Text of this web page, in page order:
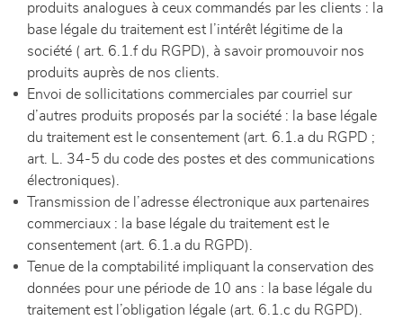
produits analogues à ceux commandés par les clients : la
base légale du traitement est l’intérêt légitime de la
société ( art. 6.1.f du RGPD), à savoir promouvoir nos
produits auprès de nos clients.
Envoi de sollicitations commerciales par courriel sur
d’autres produits proposés par la société : la base légale
du traitement est le consentement (art. 6.1.a du RGPD ;
art. L. 34-5 du code des postes et des communications
électroniques).
Transmission de l’adresse électronique aux partenaires
commerciaux : la base légale du traitement est le
consentement (art. 6.1.a du RGPD).
Tenue de la comptabilité impliquant la conservation des
données pour une période de 10 ans : la base légale du
traitement est l’obligation légale (art. 6.1.c du RGPD).